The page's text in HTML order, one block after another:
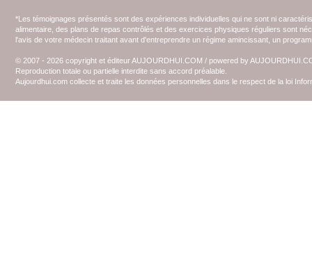
*Les témoignages présentés sont des expériences individuelles qui ne sont ni
alimentaire, des plans de repas contrôlés et des exercices physiques réguliers sont
l'avis de votre médecin traitant avant d'entreprendre un régime amincissant, un
© 2007 - 2026 copyright et éditeur AUJOURDHUI.COM / powered by
Reproduction totale ou partielle interdite sans accord préalable.
Aujourdhui.com collecte et traite les données personnelles dans le respect de la loi